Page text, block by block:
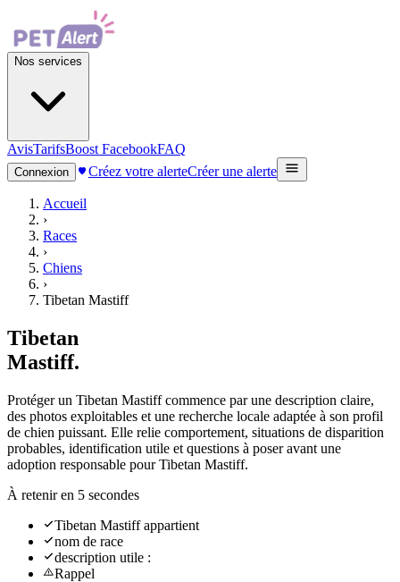
Nos services
AvisTarifsBoost FacebookFAQ
Connexion Créez votre alerteCréer une alerte
Accueil
›
Races
›
Chiens
›
Tibetan Mastiff
Tibetan
Mastiff.
Protéger un Tibetan Mastiff commence par une description claire,
des photos exploitables et une recherche locale adaptée à son profil
de chien puissant. Elle relie comportement, situations de disparition
probables, identification utile et questions à poser avant une
adoption responsable pour Tibetan Mastiff.
À retenir en 5 secondes
Tibetan Mastiff appartient
nom de race
description utile :
Rappel